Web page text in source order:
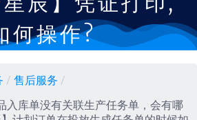
何操作?
/ 售后服务 /
入库单没有关联生产任务单，会有哪